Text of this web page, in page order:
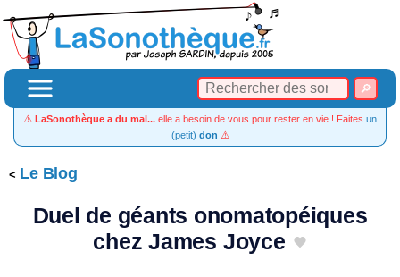
⚠️ LaSonothèque a du mal... elle a besoin de vous pour rester en vie ! Faites un
(petit) don ⚠️
Le Blog
Duel de géants onomatopéiques
chez James Joyce